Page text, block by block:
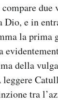
e in
la
della
tra